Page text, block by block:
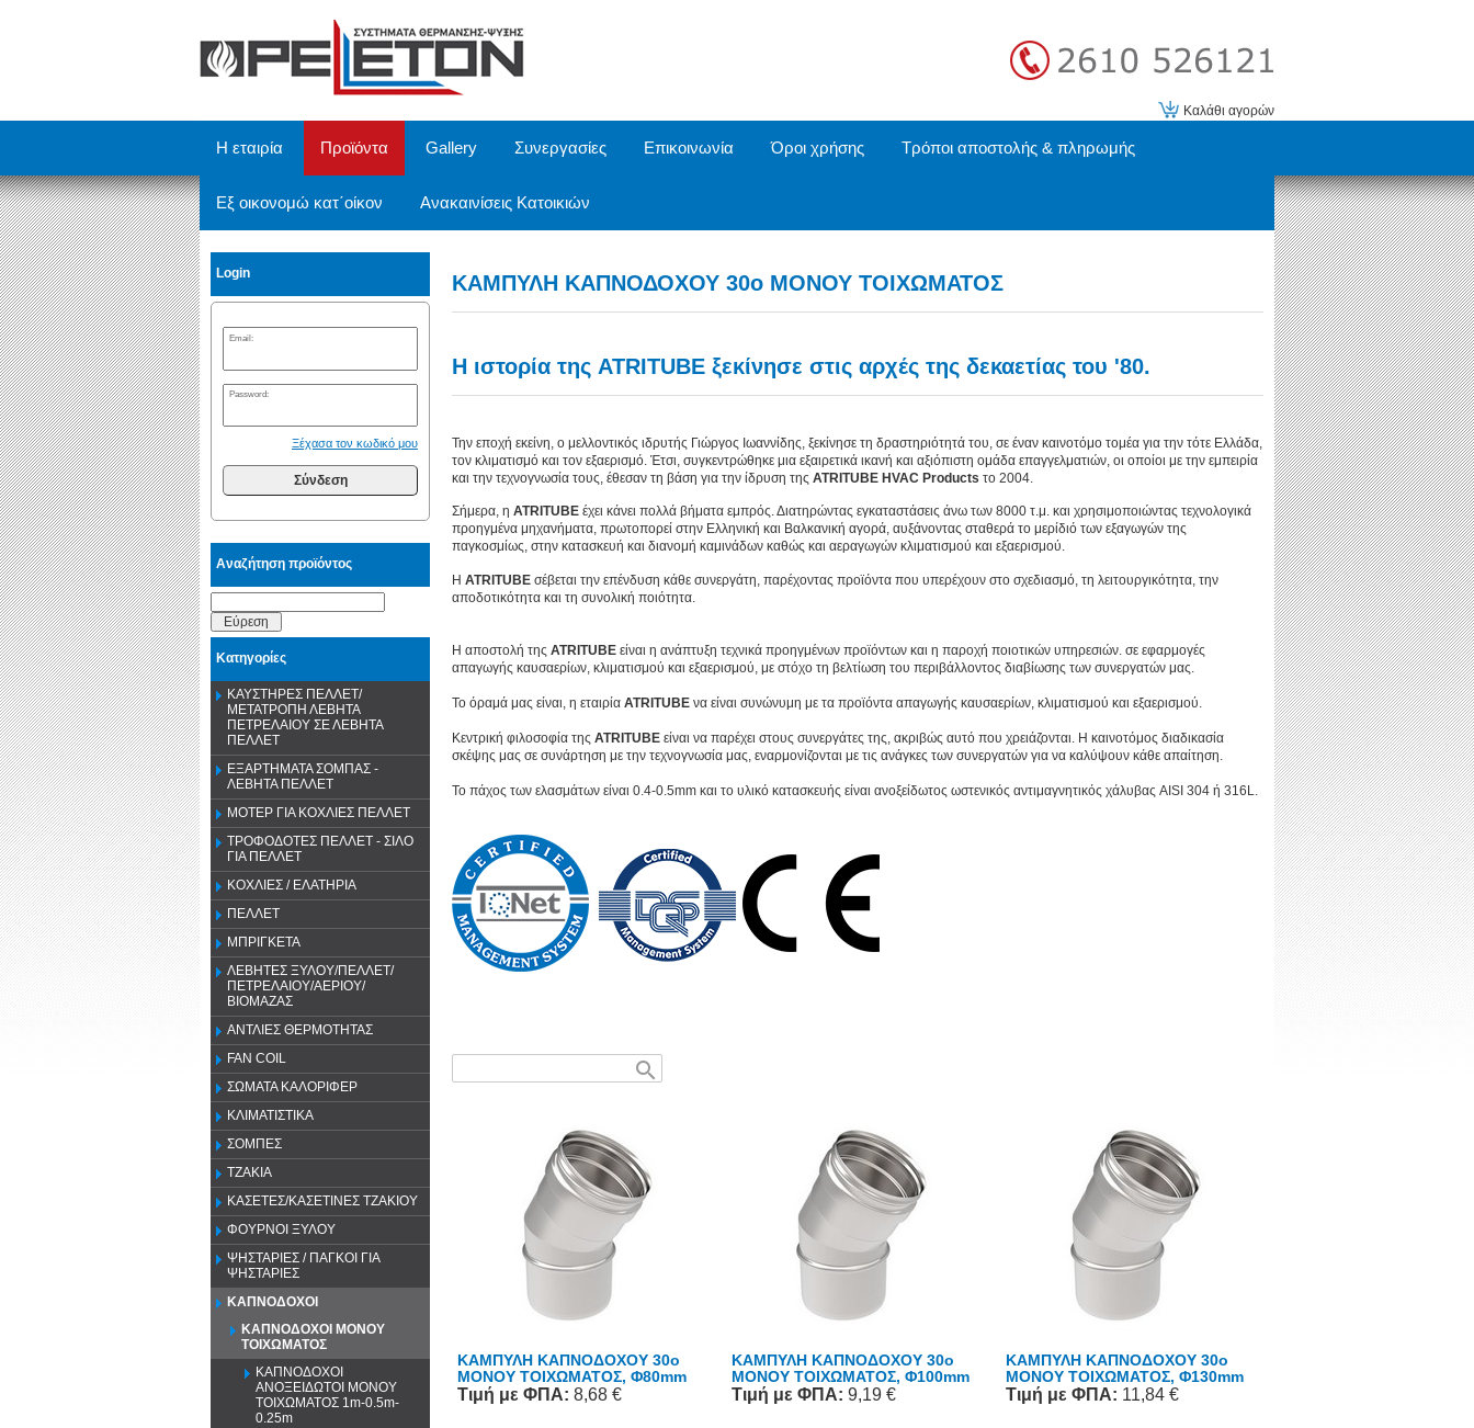
Καλάθι αγορών
Η εταιρία Προϊόντα Gallery Συνεργασίες Επικοινωνία Όροι χρήσης Τρόποι αποστολής & πληρωμής
Εξ οικονομώ κατ΄οίκον Ανακαινίσεις Κατοικιών
Login
Email:
Password:
Ξέχασα τον κωδικό μου
Σύνδεση
Αναζήτηση προϊόντος
Εύρεση
Κατηγορίες
ΚΑΥΣΤΗΡΕΣ ΠΕΛΛΕΤ/
ΜΕΤΑΤΡΟΠΗ ΛΕΒΗΤΑ
ΠΕΤΡΕΛΑΙΟΥ ΣΕ ΛΕΒΗΤΑ
ΠΕΛΛΕΤ
ΕΞΑΡΤΗΜΑΤΑ ΣΟΜΠΑΣ -
ΛΕΒΗΤΑ ΠΕΛΛΕΤ
ΜΟΤΕΡ ΓΙΑ ΚΟΧΛΙΕΣ ΠΕΛΛΕΤ
ΤΡΟΦΟΔΟΤΕΣ ΠΕΛΛΕΤ - ΣΙΛΟ
ΓΙΑ ΠΕΛΛΕΤ
ΚΟΧΛΙΕΣ / ΕΛΑΤΗΡΙΑ
ΠΕΛΛΕΤ
ΜΠΡΙΓΚΕΤΑ
ΛΕΒΗΤΕΣ ΞΥΛΟΥ/ΠΕΛΛΕΤ/
ΠΕΤΡΕΛΑΙΟΥ/ΑΕΡΙΟΥ/
ΒΙΟΜΑΖΑΣ
ΑΝΤΛΙΕΣ ΘΕΡΜΟΤΗΤΑΣ
FAN COIL
ΣΩΜΑΤΑ ΚΑΛΟΡΙΦΕΡ
ΚΛΙΜΑΤΙΣΤΙΚΑ
ΣΟΜΠΕΣ
ΤΖΑΚΙΑ
ΚΑΣΕΤΕΣ/ΚΑΣΕΤΙΝΕΣ ΤΖΑΚΙΟΥ
ΦΟΥΡΝΟΙ ΞΥΛΟΥ
ΨΗΣΤΑΡΙΕΣ / ΠΑΓΚΟΙ ΓΙΑ
ΨΗΣΤΑΡΙΕΣ
ΚΑΠΝΟΔΟΧΟΙ
ΚΑΠΝΟΔΟΧΟΙ ΜΟΝΟΥ
ΤΟΙΧΩΜΑΤΟΣ
ΚΑΠΝΟΔΟΧΟΙ
ΑΝΟΞΕΙΔΩΤΟΙ ΜΟΝΟΥ
ΤΟΙΧΩΜΑΤΟΣ 1m-0.5m-
0.25m
ΚΑΜΠΥΛΗ ΚΑΠΝΟΔΟΧΟΥ 30o ΜΟΝΟΥ ΤΟΙΧΩΜΑΤΟΣ
Η ιστορία της ATRITUBE ξεκίνησε στις αρχές της δεκαετίας του '80.
Την εποχή εκείνη, ο μελλοντικός ιδρυτής Γιώργος Ιωαννίδης, ξεκίνησε τη δραστηριότητά του, σε έναν καινοτόμο τομέα για την τότε Ελλάδα,
τον κλιματισμό και τον εξαερισμό. Έτσι, συγκεντρώθηκε μια εξαιρετικά ικανή και αξιόπιστη ομάδα επαγγελματιών, οι οποίοι με την εμπειρία
και την τεχνογνωσία τους, έθεσαν τη βάση για την ίδρυση της ATRITUBE HVAC Products το 2004.
Σήμερα, η ATRITUBE έχει κάνει πολλά βήματα εμπρός. Διατηρώντας εγκαταστάσεις άνω των 8000 τ.μ. και χρησιμοποιώντας τεχνολογικά
προηγμένα μηχανήματα, πρωτοπορεί στην Ελληνική και Βαλκανική αγορά, αυξάνοντας σταθερά το μερίδιό των εξαγωγών της
παγκοσμίως, στην κατασκευή και διανομή καμινάδων καθώς και αεραγωγών κλιματισμού και εξαερισμού.
Η ATRITUBE σέβεται την επένδυση κάθε συνεργάτη, παρέχοντας προϊόντα που υπερέχουν στο σχεδιασμό, τη λειτουργικότητα, την
αποδοτικότητα και τη συνολική ποιότητα.
Η αποστολή της ATRITUBE είναι η ανάπτυξη τεχνικά προηγμένων προϊόντων και η παροχή ποιοτικών υπηρεσιών. σε εφαρμογές
απαγωγής καυσαερίων, κλιματισμού και εξαερισμού, με στόχο τη βελτίωση του περιβάλλοντος διαβίωσης των συνεργατών μας.
Το όραμά μας είναι, η εταιρία ATRITUBE να είναι συνώνυμη με τα προϊόντα απαγωγής καυσαερίων, κλιματισμού και εξαερισμού.
Κεντρική φιλοσοφία της ATRITUBE είναι να παρέχει στους συνεργάτες της, ακριβώς αυτό που χρειάζονται. Η καινοτόμος διαδικασία
σκέψης μας σε συνάρτηση με την τεχνογνωσία μας, εναρμονίζονται με τις ανάγκες των συνεργατών για να καλύψουν κάθε απαίτηση.
Το πάχος των ελασμάτων είναι 0.4-0.5mm και το υλικό κατασκευής είναι ανοξείδωτος ωστενικός αντιμαγνητικός χάλυβας AISI 304 ή 316L.
search
ΚΑΜΠΥΛΗ ΚΑΠΝΟΔΟΧΟΥ 30o
ΜΟΝΟΥ ΤΟΙΧΩΜΑΤΟΣ, Φ80mm
Τιμή με ΦΠΑ: 8,68 €
ΚΑΜΠΥΛΗ ΚΑΠΝΟΔΟΧΟΥ 30o
ΜΟΝΟΥ ΤΟΙΧΩΜΑΤΟΣ, Φ100mm
Τιμή με ΦΠΑ: 9,19 €
ΚΑΜΠΥΛΗ ΚΑΠΝΟΔΟΧΟΥ 30o
ΜΟΝΟΥ ΤΟΙΧΩΜΑΤΟΣ, Φ130mm
Τιμή με ΦΠΑ: 11,84 €